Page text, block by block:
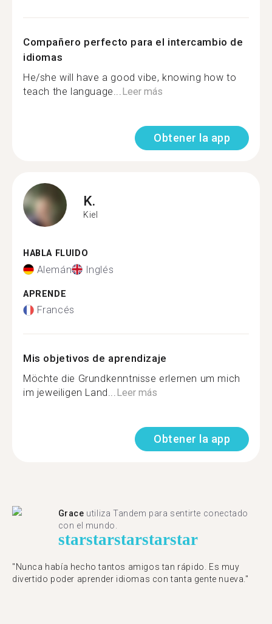
Compañero perfecto para el intercambio de
idiomas
He/she will have a good vibe, knowing how to
teach the language...Leer más
Obtener la app
K.
Kiel
HABLA FLUIDO
Alemán Inglés
APRENDE
Francés
Mis objetivos de aprendizaje
Möchte die Grundkenntnisse erlernen um mich
im jeweiligen Land...Leer más
Obtener la app
Grace utiliza Tandem para sentirte conectado
con el mundo.
starstarstarstarstar
"Nunca había hecho tantos amigos tan rápido. Es muy
divertido poder aprender idiomas con tanta gente nueva."